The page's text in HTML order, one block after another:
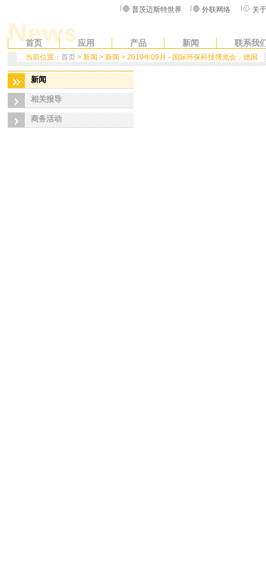
普茨迈斯特世界 外联网络 关
首页 应用 产品 新闻 联系我
当前位置： 首页 > 新闻 > 新闻 > 2010年09月 - 国际环保科技博览会，德国
新闻
相关报导
商务活动